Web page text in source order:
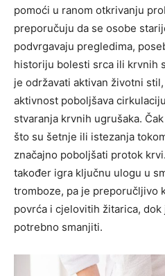
pomoći u ranom otkrivanju
preporučuju da se osobe
podvrgavaju pregledima,
historiju bolesti srca ili krvnih
je održavati aktivan životni
aktivnost poboljšava
stvaranja krvnih ugrušaka.
što su šetnje ili istezanja
značajno poboljšati protok krvi.
također igra ključnu ulogu u
tromboze, pa je preporučljivo
povrća i cjelovitih žitarica,
potrebno smanjiti.